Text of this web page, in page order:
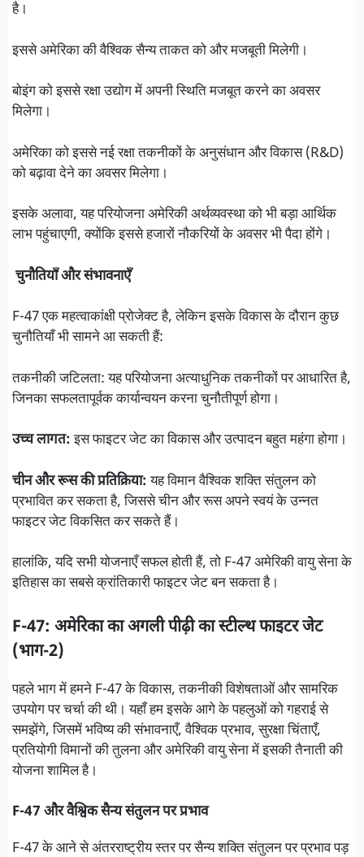
है।
इससे अमेरिका की वैश्विक सैन्य ताकत को और मजबूती मिलेगी।
बोइंग को इससे रक्षा उद्योग में अपनी स्थिति मजबूत करने का अवसर
मिलेगा।
अमेरिका को इससे नई रक्षा तकनीकों के अनुसंधान और विकास (R&D)
को बढ़ावा देने का अवसर मिलेगा।
इसके अलावा, यह परियोजना अमेरिकी अर्थव्यवस्था को भी बड़ा आर्थिक
लाभ पहुंचाएगी, क्योंकि इससे हजारों नौकरियों के अवसर भी पैदा होंगे।
चुनौतियाँ और संभावनाएँ
F-47 एक महत्वाकांक्षी प्रोजेक्ट है, लेकिन इसके विकास के दौरान कुछ
चुनौतियाँ भी सामने आ सकती हैं:
तकनीकी जटिलता: यह परियोजना अत्याधुनिक तकनीकों पर आधारित है,
जिनका सफलतापूर्वक कार्यान्वयन करना चुनौतीपूर्ण होगा।
उच्च लागत:इस फाइटर जेट का विकास और उत्पादन बहुत महंगा होगा।
चीन और रूस की प्रतिक्रिया:यह विमान वैश्विक शक्ति संतुलन को
प्रभावित कर सकता है, जिससे चीन और रूस अपने स्वयं के उन्नत
फाइटर जेट विकसित कर सकते हैं।
हालांकि, यदि सभी योजनाएँ सफल होती हैं, तो F-47 अमेरिकी वायु सेना के
इतिहास का सबसे क्रांतिकारी फाइटर जेट बन सकता है।
F-47: अमेरिका का अगली पीढ़ी का स्टील्थ फाइटर जेट
(भाग-2)
पहले भाग में हमने F-47 के विकास, तकनीकी विशेषताओं और सामरिक
उपयोग पर चर्चा की थी। यहाँ हम इसके आगे के पहलुओं को गहराई से
समझेंगे, जिसमें भविष्य की संभावनाएँ, वैश्विक प्रभाव, सुरक्षा चिंताएँ,
प्रतियोगी विमानों की तुलना और अमेरिकी वायु सेना में इसकी तैनाती की
योजना शामिल है।
F-47 और वैश्विक सैन्य संतुलन पर प्रभाव
F-47 के आने से अंतरराष्ट्रीय स्तर पर सैन्य शक्ति संतुलन पर प्रभाव पड़